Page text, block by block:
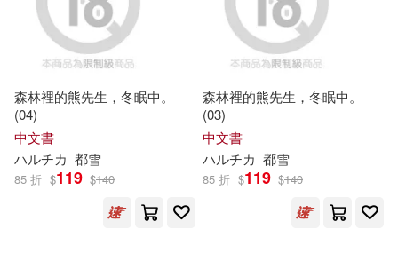
池知奈々(12) zunta(11)
はらわたさいぞう(11)
シネマジック(11)
S1 NO.1 STYLE(14)
小学館(14) ハセ・プロ(13)
ハセ・プロ/バンダイ(13)
森林裡的熊先生，冬眠中。
(04)
中文書
ハルチカ 都雪
85 折 $119 $140
森林裡的熊先生，冬眠中。
(03)
中文書
ハルチカ 都雪
85 折 $119 $140